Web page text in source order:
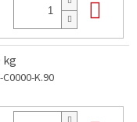
kg
K.90